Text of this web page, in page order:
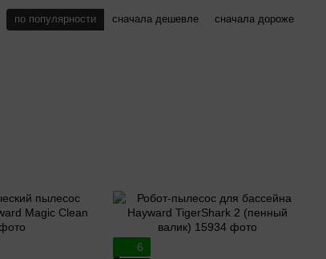
по популярности сначала дешевле сначала дороже
6